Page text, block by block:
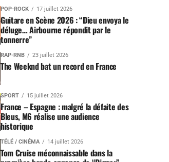
POP-ROCK 17 juillet 2026
Guitare en Scène 2026 : “Dieu envoya le
déluge… Airbourne répondit par le
tonnerre”
RAP-RNB 23 juillet 2026
The Weeknd bat un record en France
SPORT 15 juillet 2026
France – Espagne : malgré la défaite des
Bleus, M6 réalise une audience
historique
TÉLÉ / CINÉMA 14 juillet 2026
Tom Cruise méconnaissable dans la